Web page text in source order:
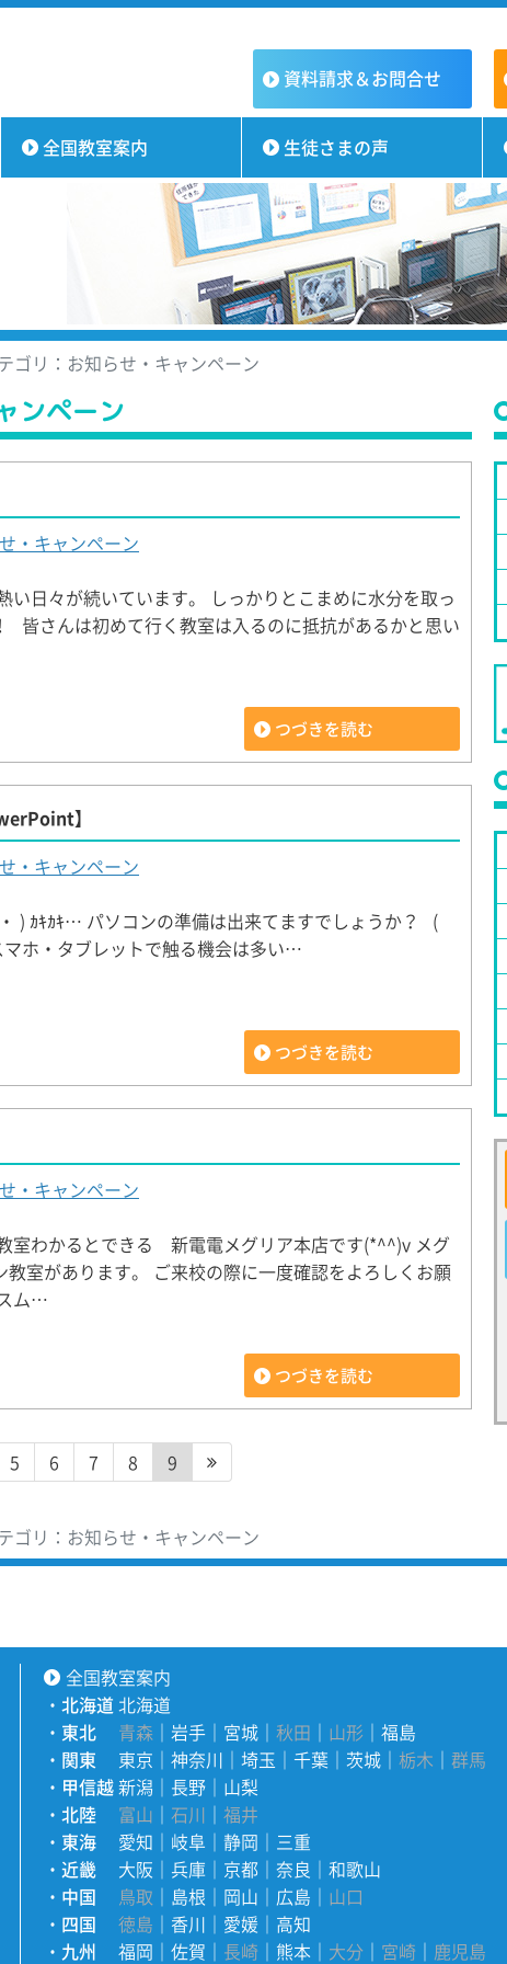
資料請求＆お問合せ
全国教室案内 生徒さまの声
ゴリ：お知らせ・キャンペーン
ンペーン
・キャンペーン
い日々が続いています。 しっかりとこまめに水分を取っ
皆さんは初めて行く教室は入るのに抵抗があるかと思い
つづきを読む
】
・キャンペーン
) ｶｷｶｷ… パソコンの準備は出来てますでしょうか？ (
ホ・タブレットで触る機会は多い…
つづきを読む
・キャンペーン
室わかるとできる 新電電メグリア本店です(*^^)v メグ
室があります。 ご来校の際に一度確認をよろしくお願
ム…
つづきを読む
5 6 7 8 9
ゴリ：お知らせ・キャンペーン
全国教室案内
・北海道 北海道
・ 東北 青森 ｜岩手 ｜ 宮城 ｜秋田 ｜ 山形 ｜福島
・ 関東 東京 ｜神奈川 ｜埼玉 ｜千葉 ｜茨城 ｜栃木 ｜群馬
・ 甲信越新潟 ｜ 長野 ｜ 山梨
・北陸 富山 ｜石川 ｜福井
・ 東海 愛知 ｜ 岐阜 ｜静岡 ｜ 三重
・近畿 大阪 ｜ 兵庫 ｜ 京都 ｜奈良 ｜和歌山
・ 中国 鳥取 ｜ 島根 ｜ 岡山 ｜ 広島 ｜ 山口
・ 四国 徳島 ｜ 香川 ｜ 愛媛 ｜ 高知
・ 九州 福岡 ｜佐賀 ｜ 長崎 ｜ 熊本 ｜ 大分 ｜ 宮崎 ｜ 鹿児島